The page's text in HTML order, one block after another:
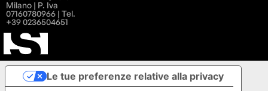
Milano | P. Iva
07160780966 | Tel.
+39 0236504651
Le tue preferenze relative alla privacy